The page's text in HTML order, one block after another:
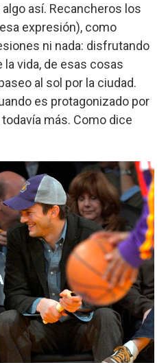
así. Recancheros los
expresión), como
ni nada: disfrutando
vida, de esas cosas
al sol por la ciudad.
es protagonizado por
más. Como dice